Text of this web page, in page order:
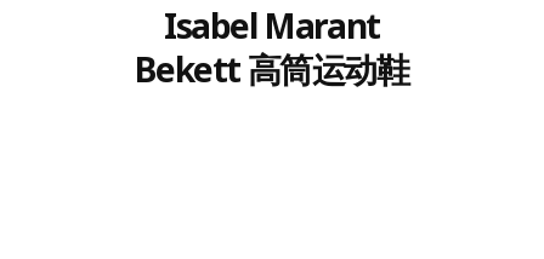
Isabel Marant
Bekett高筒运动鞋